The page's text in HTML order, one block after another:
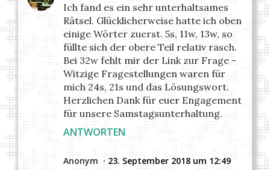
Ich fand es ein sehr unterhaltsames
Rätsel. Glücklicherweise hatte ich oben
einige Wörter zuerst. 5s, 11w, 13w, so
füllte sich der obere Teil relativ rasch.
Bei 32w fehlt mir der Link zur Frage -
Witzige Fragestellungen waren für
mich 24s, 21s und das Lösungswort.
Herzlichen Dank für euer Engagement
für unsere Samstagsunterhaltung.
ANTWORTEN
Anonym 23. September 2018 um 12:49